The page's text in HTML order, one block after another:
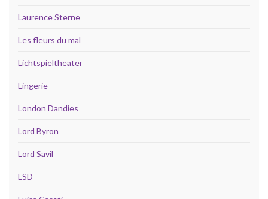
Laurence Sterne
Les fleurs du mal
Lichtspieltheater
Lingerie
London Dandies
Lord Byron
Lord Savil
LSD